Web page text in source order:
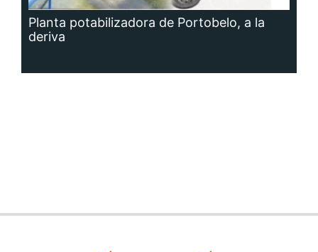
Planta potabilizadora de Portobelo, a la
deriva